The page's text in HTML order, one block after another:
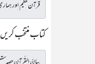
کتاب منتخب کریں